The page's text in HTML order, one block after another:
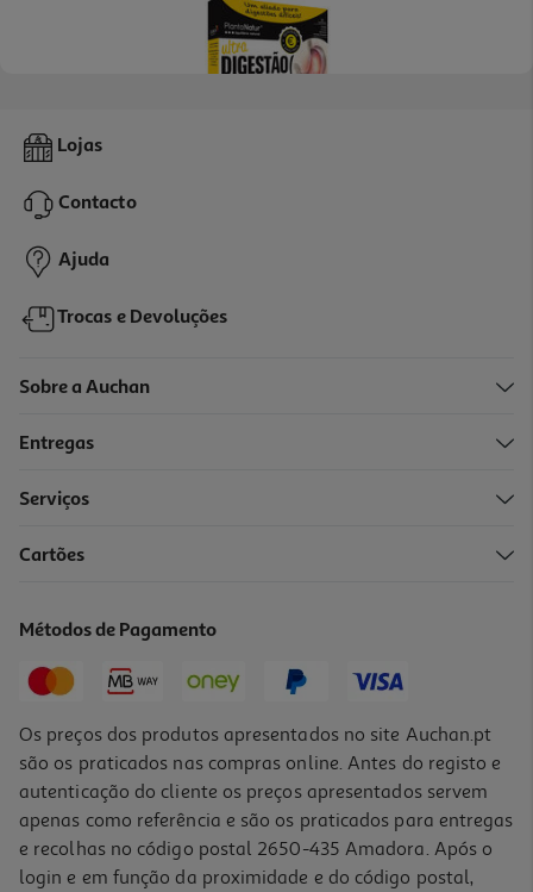
Suplemento Plantanatur Digestao 30 Comp
8,59 €
Lojas
Contacto
Ajuda
Trocas e Devoluções
Sobre a Auchan
Entregas
Serviços
Cartões
Métodos de Pagamento
Os preços dos produtos apresentados no site Auchan.pt
são os praticados nas compras online. Antes do registo e
autenticação do cliente os preços apresentados servem
apenas como referência e são os praticados para entregas
e recolhas no código postal 2650-435 Amadora. Após o
login e em função da proximidade e do código postal,